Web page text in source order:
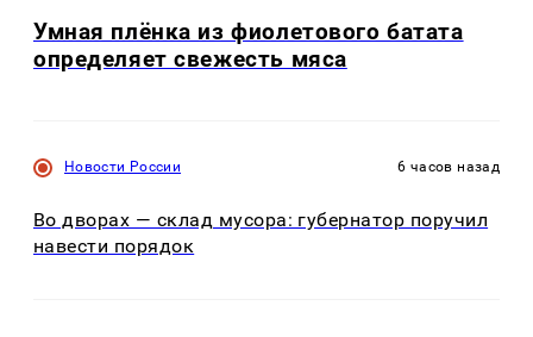
Умная плёнка из фиолетового батата
определяет свежесть мяса
Новости России 6 часов назад
Во дворах — склад мусора: губернатор поручил
навести порядок